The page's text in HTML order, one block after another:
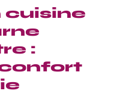
cuisine
: